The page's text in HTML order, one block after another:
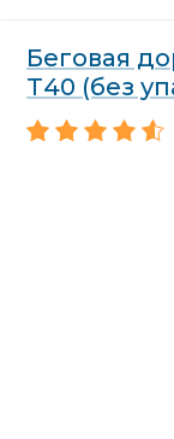
Беговая
Т40 (без